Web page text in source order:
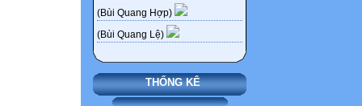
(Bùi Quang Hợp)
(Bùi Quang Lệ)
THỐNG KÊ